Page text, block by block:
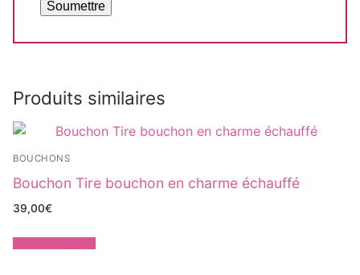
Produits similaires
BOUCHONS
Bouchon Tire bouchon en charme échauffé
39,00€